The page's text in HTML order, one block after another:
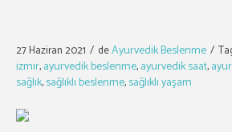
27 Haziran 2021 deAyurvedik Beslenme
izmir,ayurvedik beslenme,ayurvedik saat,
sağlık,sağlıklı beslenme,sağlıklı yaşam